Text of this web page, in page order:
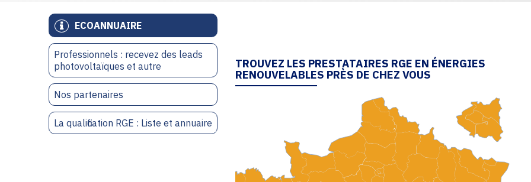
ECOANNUAIRE
Professionnels : recevez des leads
photovoltaïques et autre
Nos partenaires
La qualification RGE : Liste et annuaire
TROUVEZ LES PRESTATAIRES RGE EN ÉNERGIES
RENOUVELABLES PRÈS DE CHEZ VOUS